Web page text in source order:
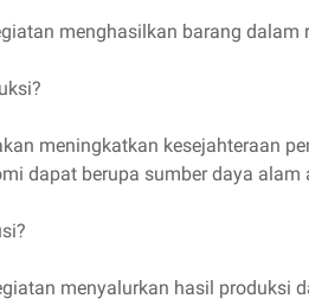
menghasilkan barang dalam
meningkatkan kesejahteraan
dapat berupa sumber daya
menyalurkan hasil produksi